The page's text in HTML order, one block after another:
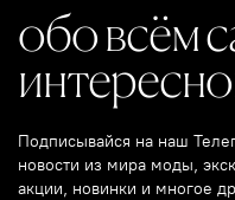
обо всём
Подписывайся на наш
новости из мира моды,
акции, новинки и многое